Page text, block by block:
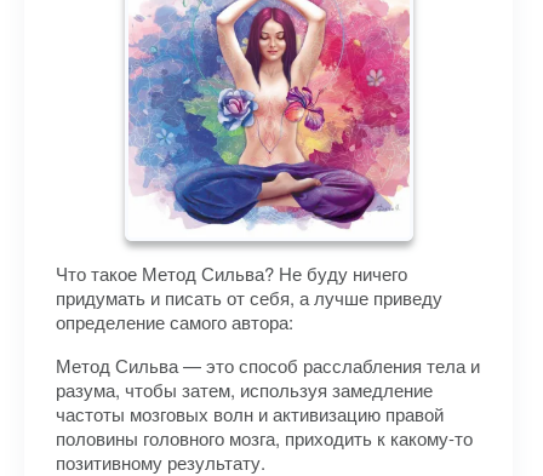
Что такое Метод Сильва? Не буду ничего
придумать и писать от себя, а лучше приведу
определение самого автора:
Метод Сильва — это способ расслабления тела и
разума, чтобы затем, используя замедление
частоты мозговых волн и активизацию правой
половины головного мозга, приходить к какому-то
позитивному результату.